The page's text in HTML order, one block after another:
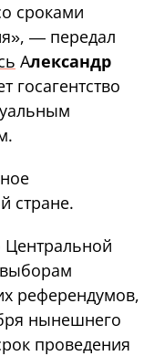
сроками
— передал
Александр
госагентство
стране.
референдумов,
нынешнего
проведения